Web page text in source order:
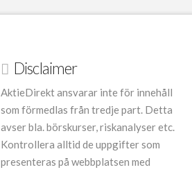
Disclaimer
AktieDirekt ansvarar inte för innehåll
som förmedlas från tredje part. Detta
avser bla. börskurser, riskanalyser etc.
Kontrollera alltid de uppgifter som
presenteras på webbplatsen med